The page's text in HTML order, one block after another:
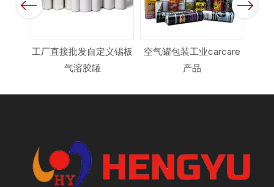
Previous
工厂直接批发自定义锡板
气溶胶罐
空气罐包装工业carcare
产品
Next